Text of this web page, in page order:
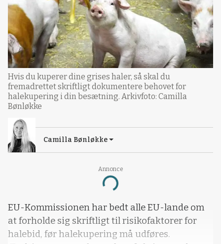
Annonce
Loading...
Hvis du kuperer dine grises haler, så skal du
fremadrettet skriftligt dokumentere behovet for
halekupering i din besætning. Arkivfoto: Camilla
Bønløkke
Camilla Bønløkke
EU-Kommissionen har bedt alle EU-lande om
at forholde sig skriftligt til risikofaktorer for
halebid, før halekupering må udføres.